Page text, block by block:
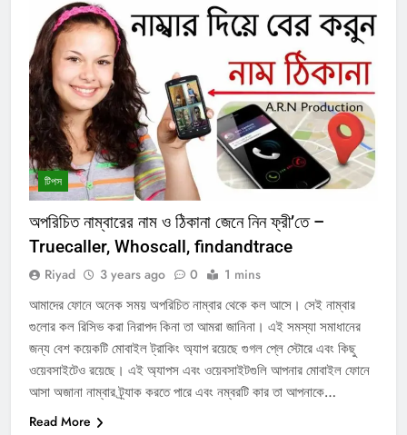
টিপস
অপরিচিত নাম্বারের নাম ও ঠিকানা জেনে নিন ফ্রী’তে –
Truecaller, Whoscall, findandtrace
Riyad 3 years ago 0 1 mins
আমাদের ফোনে অনেক সময় অপরিচিত নাম্বার থেকে কল আসে। সেই নাম্বার
গুলোর কল রিসিভ করা নিরাপদ কিনা তা আমরা জানিনা। এই সমস্যা সমাধানের
জন্য বেশ কয়েকটি মোবাইল ট্রাকিং অ্যাপ রয়েছে গুগল প্লে স্টোরে এবং কিছু
ওয়েবসাইটেও রয়েছে। এই অ্যাপস এবং ওয়েবসাইটগুলি আপনার মোবাইল ফোনে
আসা অজানা নাম্বার ট্র্যাক করতে পারে এবং নম্বরটি কার তা আপনাকে…
Read More